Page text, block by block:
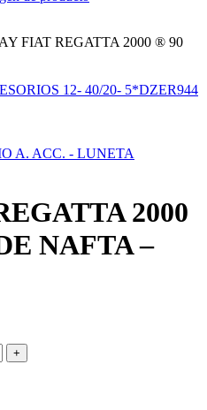
FIAT REGATTA 2000 ® 90
12- 40/20- 5*DZER944
A. ACC. - LUNETA
2000
NAFTA –